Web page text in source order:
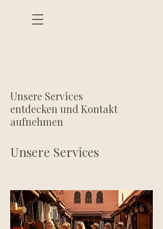
Unsere Services
entdecken und Kontakt
aufnehmen
Unsere Services